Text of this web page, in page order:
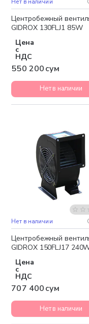
Нет в наличии
Центробежный
GIDROX 130FLJ1 85W
Цена
с
НДС
550 200 сум
Нет в наличии
Нет в наличии
Центробежный
GIDROX 150FLJ17
Цена
с
НДС
707 400 сум
Нет в наличии